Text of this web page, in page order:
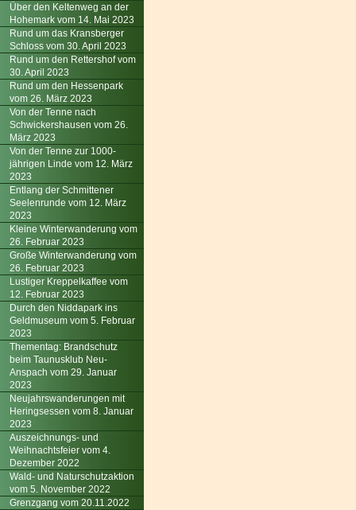
Über den Keltenweg an der
Hohemark vom 14. Mai 2023
Rund um das Kransberger
Schloss vom 30. April 2023
Rund um den Rettershof vom
30. April 2023
Rund um den Hessenpark
vom 26. März 2023
Von der Tenne nach
Schwickershausen vom 26.
März 2023
Von der Tenne zur 1000-
jährigen Linde vom 12. März
2023
Entlang der Schmittener
Seelenrunde vom 12. März
2023
Kleine Winterwanderung vom
26. Februar 2023
Große Winterwanderung vom
26. Februar 2023
Lustiger Kreppelkaffee vom
12. Februar 2023
Durch den Niddapark ins
Geldmuseum vom 5. Februar
2023
Thementag: Brandschutz
beim Taunusklub Neu-
Anspach vom 29. Januar
2023
Neujahrswanderungen mit
Heringsessen vom 8. Januar
2023
Auszeichnungs- und
Weihnachtsfeier vom 4.
Dezember 2022
Wald- und Naturschutzaktion
vom 5. November 2022
Grenzgang vom 20.11.2022